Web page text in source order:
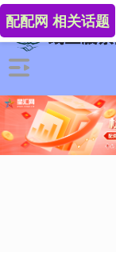
配配网 相关话题